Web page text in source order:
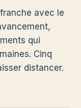
avec le
qui
Cinq
distancer.